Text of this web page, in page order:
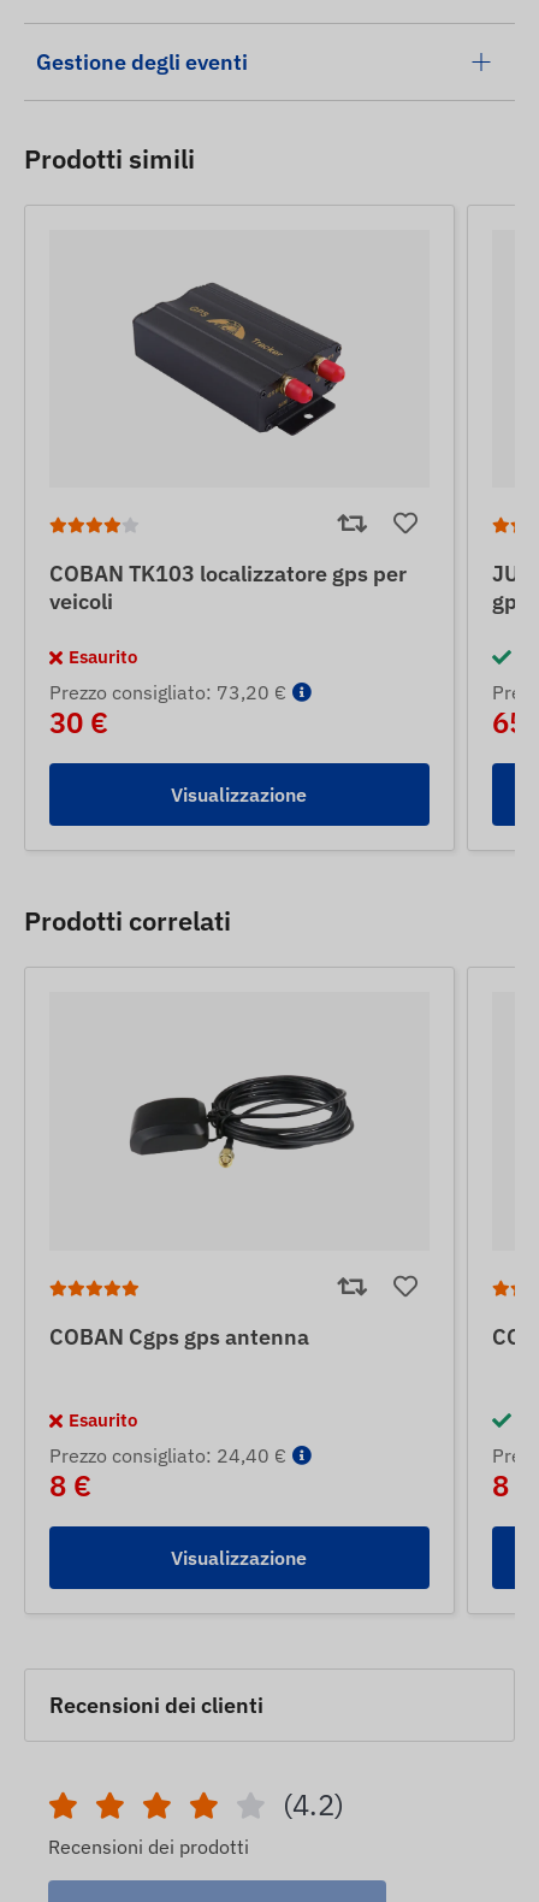
Gestione degli eventi
Prodotti simili
COBAN TK103 localizzatore gps per
veicoli
Esaurito
Prezzo consigliato: 73,20 €
30 €
Visualizzazione
gps
65
Prodotti correlati
COBAN Cgps gps antenna
Esaurito
Prezzo consigliato: 24,40 €
8 €
Visualizzazione
8 €
Recensioni dei clienti
(4.2)
Recensioni dei prodotti